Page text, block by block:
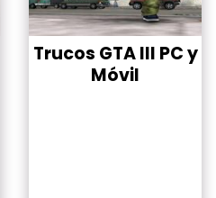
Trucos GTA III PC y
Móvil